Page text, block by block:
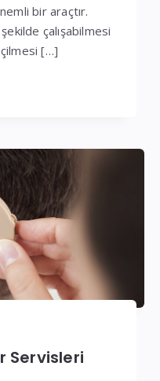
bir araçtır.
çalışabilmesi
[…]
Servisleri